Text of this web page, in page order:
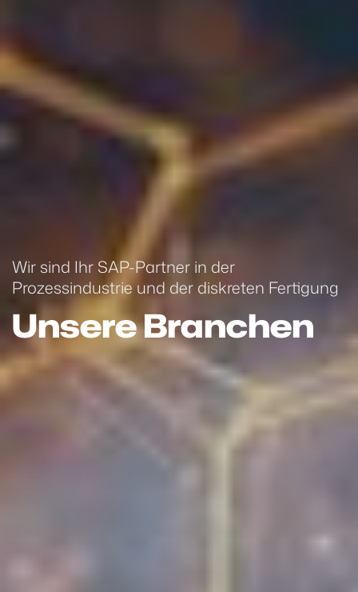
Wir sind Ihr SAP-Partner in der
Prozessindustrie und der diskreten Fertigung
Unsere Branchen